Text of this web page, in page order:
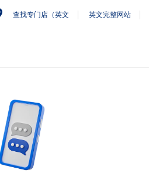
查找专门店（英文 英文完整网站